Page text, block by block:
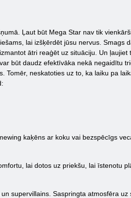
Ļaut būt Mega Star nav tik
lai izšķērdēt jūsu nervus. Smags
ātri reaģēt uz situāciju. Un
būt daudz efektīvāka nekā negaidītu
neskatoties uz to, ka laiku pa
kaķēns ar koku vai bezspēcīgs
lai dotos uz priekšu, lai īstenotu
supervillains. Saspringta atmosfēra